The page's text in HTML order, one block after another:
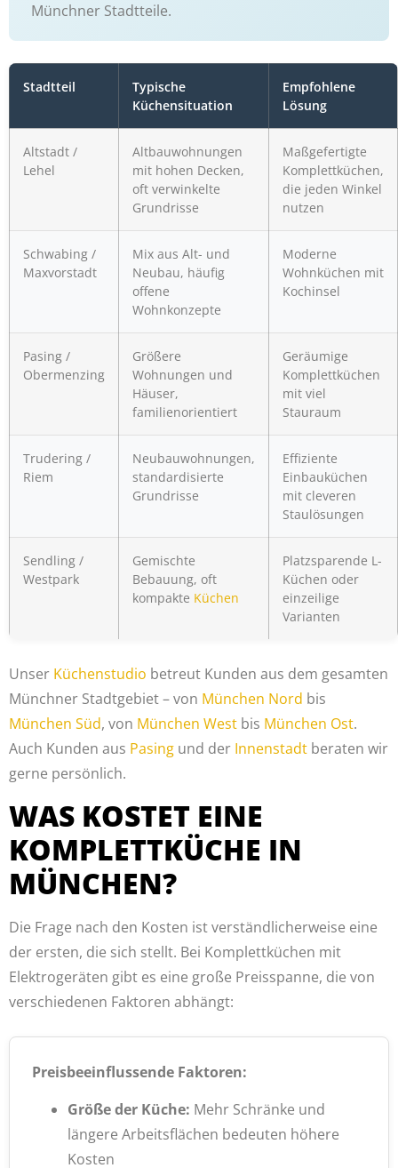
Münchner Stadtteile.
Stadtteil
Typische
Küchensituation
Empfohlene
Lösung
Altstadt /
Lehel
Altbauwohnungen
mit hohen Decken,
oft verwinkelte
Grundrisse
Maßgefertigte
Komplettküchen,
die jeden Winkel
nutzen
Schwabing /
Maxvorstadt
Mix aus Alt- und
Neubau, häufig
offene
Wohnkonzepte
Moderne
Wohnküchen mit
Kochinsel
Pasing /
Obermenzing
Größere
Wohnungen und
Häuser,
familienorientiert
Geräumige
Komplettküchen
mit viel
Stauraum
Trudering /
Riem
Neubauwohnungen,
standardisierte
Grundrisse
Effiziente
Einbauküchen
mit cleveren
Staulösungen
Sendling /
Westpark
Gemischte
Bebauung, oft
kompakte Küchen
Platzsparende L-
Küchen oder
einzeilige
Varianten
Unser Küchenstudio betreut Kunden aus dem gesamten
Münchner Stadtgebiet – von München Nord bis
München Süd, von München West bis München Ost.
Auch Kunden aus Pasing und der Innenstadt beraten wir
gerne persönlich.
WAS KOSTET EINE
KOMPLETTKÜCHE IN
MÜNCHEN?
Die Frage nach den Kosten ist verständlicherweise eine
der ersten, die sich stellt. Bei Komplettküchen mit
Elektrogeräten gibt es eine große Preisspanne, die von
verschiedenen Faktoren abhängt:
Preisbeeinflussende Faktoren:
Größe der Küche: Mehr Schränke und
längere Arbeitsflächen bedeuten höhere
Kosten